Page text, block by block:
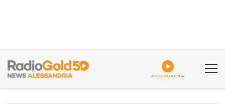
ASCOLTA GOLDPLAY